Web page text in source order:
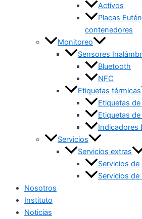
Activos
Placas
contenedores
Monitoreo
Sensores
Bluetooth
NFC
Etiquetas térmicas
Etiquetas
Etiquetas
Indicadores
Servicios
Servicios extras
Servicios de
Servicios
Nosotros
Instituto
Noticias